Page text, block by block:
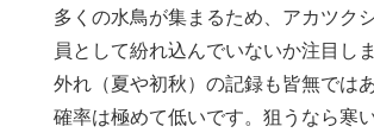
多くの水鳥が集まるため、アカツク
員として紛れ込んでいないか注目し
外れ（夏や初秋）の記録も皆無では
確率は極めて低いです。狙うなら寒